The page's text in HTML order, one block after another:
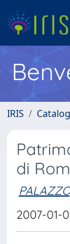
IRIS
di
2007-01-